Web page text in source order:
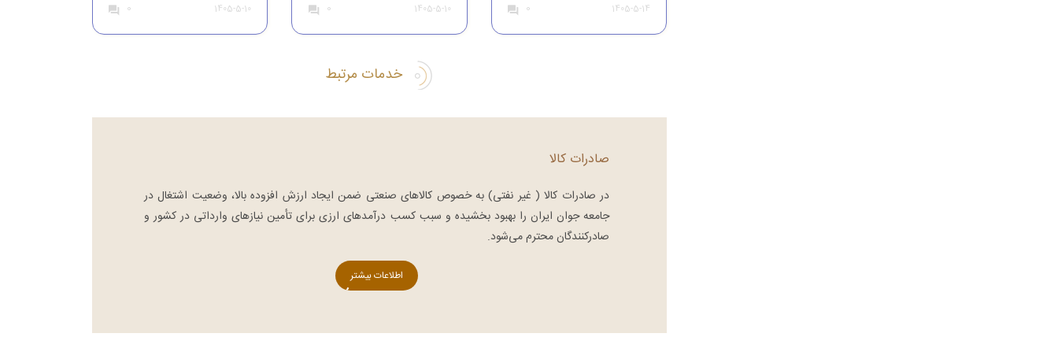
صنایع مختلفی کاربرد دارد نظیر:
صنعت غذا، لاستیک سازی، اسپری
1405-5-14
0
یکی از بیشترین محصولات و کالا
های وارداتی به کشور ما است.
شیمیایی از گمرک باید به افراد با
تجربه رجوع کرد. افرادی که بتوانند
1405-5-10
0
شمار می‌رود. با توجه به حجم بالای
خودروهای موجود در کشور و نیاز
1405-5-10
0
خدمات مرتبط
صادرات کالا
در صادرات کالا ( غیر نفتی) به خصوص كالاهای صنعتی ضمن ایجاد ارزش افزوده بالا، وضعیت اشتغال در
جامعه جوان ایران را بهبود ‌بخشیده و سبب كسب درآمدهای ارزی برای تأمین نیازهای وارداتی در كشور و
صادركنندگان محترم می‌شود.
اطلاعات بیشتر